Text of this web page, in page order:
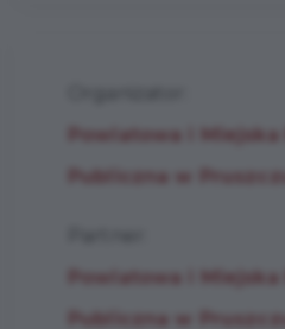
Powiatowa i
Publiczna w
Powiatowa i
Publiczna w